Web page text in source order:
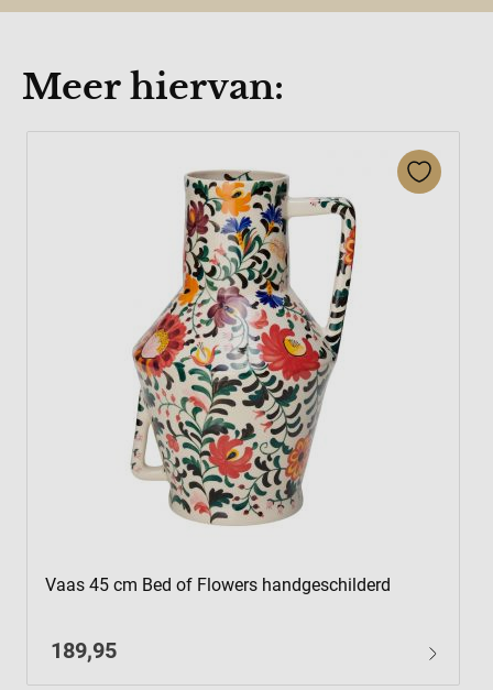
Meer hiervan:
Press to skip carousel
Vaas 45 cm Bed of Flowers handgeschilderd
189,95